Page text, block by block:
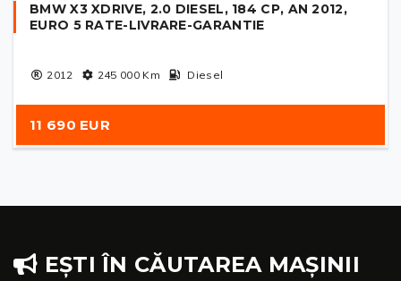
BMW X3 XDRIVE, 2.0 DIESEL, 184 CP, AN 2012,
EURO 5 RATE-LIVRARE-GARANTIE
2012 245 000Km Diesel
11 690 EUR
EȘTI ÎN CĂUTAREA MAȘINII